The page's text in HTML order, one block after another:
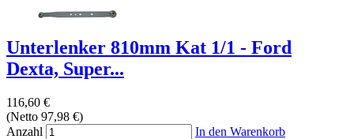
Unterlenker 810mm Kat 1/1 - Ford
Dexta, Super...
116,60 €
(Netto 97,98 €)
Anzahl
In den Warenkorb